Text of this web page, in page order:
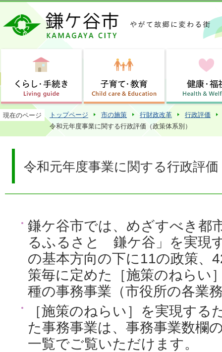
この
現在のページ トップページ 市の施策 行財政改革
行政評価
令和元年度事業に関する行政評価（政策体系別）
令和元年度事業に関する行政評
鎌ケ谷市では、めざすべき都
るふるさと 鎌ケ谷」を実現
の基本方向の下に11の政策、
策毎に定めた［施策のねらい
種の事務事業（市役所の各業
［施策のねらい］を実現する
た事務事業は、事務事業数欄
一覧でご覧いただけます。